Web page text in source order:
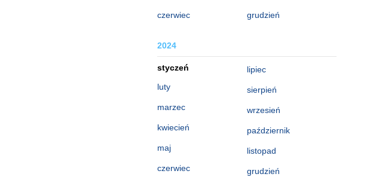
czerwiec grudzień
2024
styczeń
luty
marzec
kwiecień
maj
czerwiec
lipiec
sierpień
wrzesień
październik
listopad
grudzień